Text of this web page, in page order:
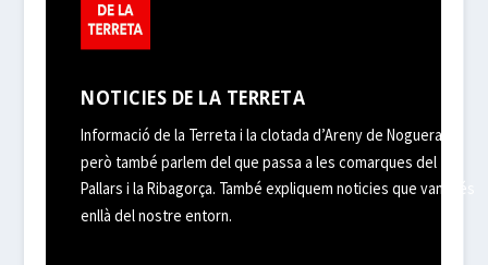
NOTICIES DE LA TERRETA
Informació de la Terreta i la clotada d’Areny de Noguera,
però també parlem del que passa a les comarques del
Pallars i la Ribagorça. També expliquem noticies que van més
enllà del nostre entorn.